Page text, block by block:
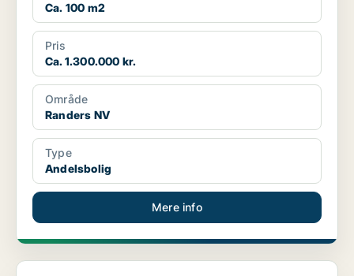
Ca. 100 m2
Pris
Ca. 1.300.000 kr.
Område
Randers NV
Type
Andelsbolig
Mere info
Andelsbolig i Randers NV